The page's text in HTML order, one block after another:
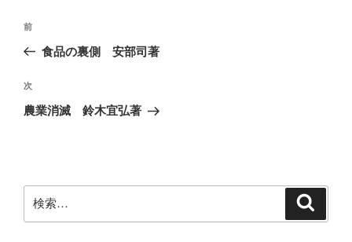
投
ビ
ゲ
ン
前
の
稿
前
食品の裏側 安部司著
次
の
次
農業消滅 鈴木宜弘著
索: